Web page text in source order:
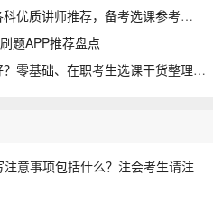
税务师哪个老师讲的好一点？各科优质讲师推荐，备考选课参考
题APP推荐盘点
注册会计师网课哪个平台比较好？零基础、在职考生选课干货整理
意事项包括什么？注会考生请注